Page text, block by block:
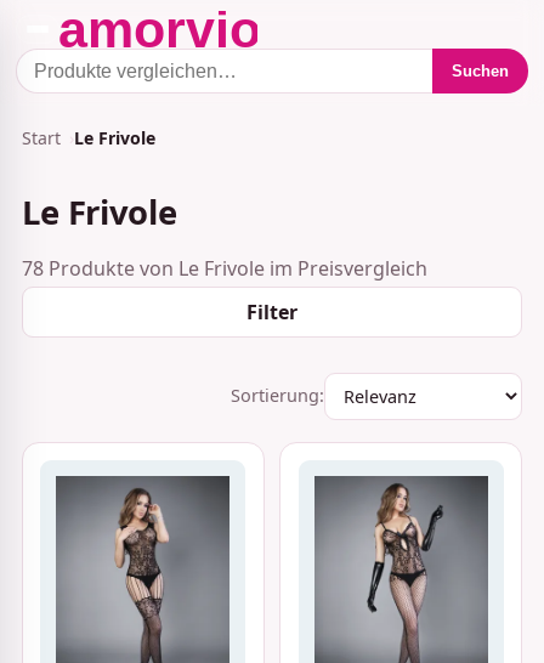
Suchen
Start Le Frivole
Le Frivole
78 Produkte von Le Frivole im Preisvergleich
Filter
Sortierung: